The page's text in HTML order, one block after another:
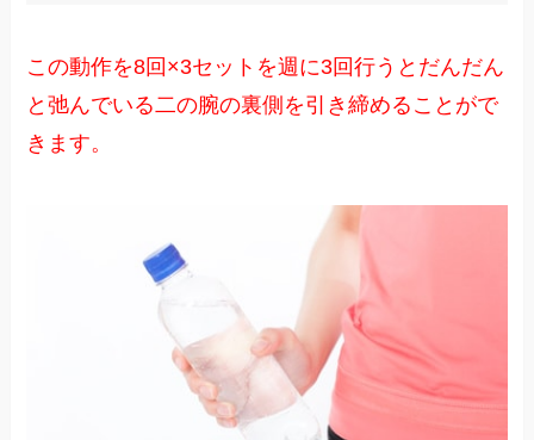
この動作を8回×3セットを週に3回行うとだんだん
と弛んでいる二の腕の裏側を引き締めることがで
きます。